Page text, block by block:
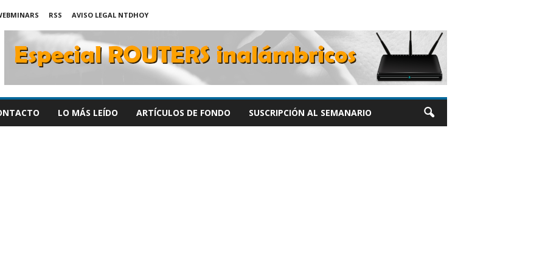
RSS
AVISO LEGAL NTDHOY
LO MÁS LEÍDO ARTÍCULOS DE FONDO SUSCRIPCIÓN AL SEMANARIO